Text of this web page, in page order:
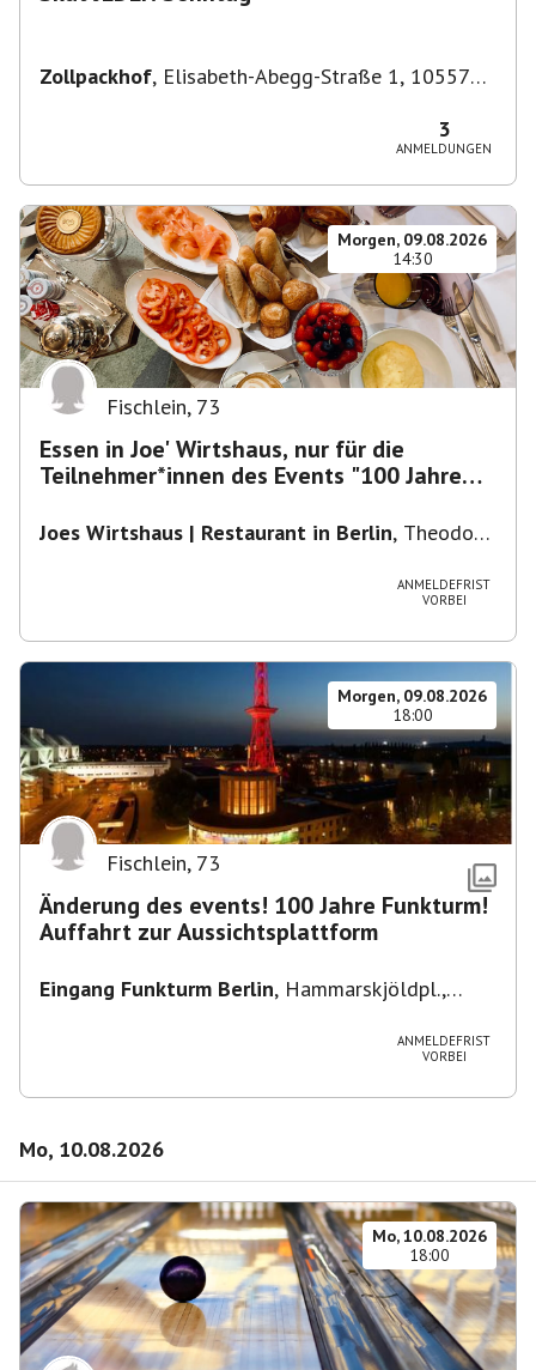
Zollpackhof, Elisabeth-Abegg-Straße 1, 10557
3
ANMELDUNGEN
Morgen, 09.08.2026
14:30
Fischlein, 73
Essen in Joe' Wirtshaus, nur für die
Teilnehmer*innen des Events "100 Jahre
Joes Wirtshaus | Restaurant in Berlin, Theodor-
ANMELDEFRIST
VORBEI
Morgen, 09.08.2026
18:00
Fischlein, 73
Änderung des events! 100 Jahre Funkturm!
Auffahrt zur Aussichtsplattform
Eingang Funkturm Berlin, Hammarskjöldpl.,
ANMELDEFRIST
VORBEI
Mo, 10.08.2026
Mo, 10.08.2026
18:00